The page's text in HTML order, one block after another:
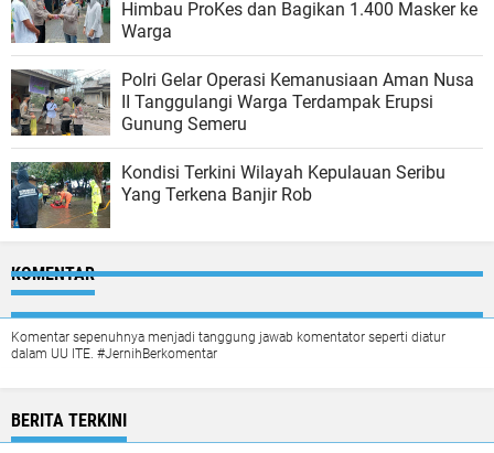
Himbau ProKes dan Bagikan 1.400 Masker ke
Warga
Polri Gelar Operasi Kemanusiaan Aman Nusa
II Tanggulangi Warga Terdampak Erupsi
Gunung Semeru
Kondisi Terkini Wilayah Kepulauan Seribu
Yang Terkena Banjir Rob
KOMENTAR
Komentar sepenuhnya menjadi tanggung jawab komentator seperti diatur
dalam UU ITE. #JernihBerkomentar
BERITA TERKINI